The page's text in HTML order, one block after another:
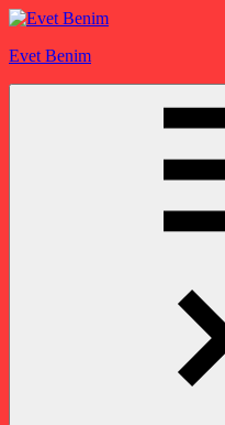
İçeriğe
Evet Benim